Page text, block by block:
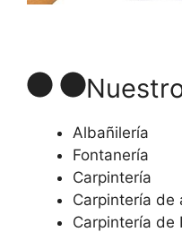
Albañilería
Fontanería
Carpintería
Carpintería de
Carpintería de